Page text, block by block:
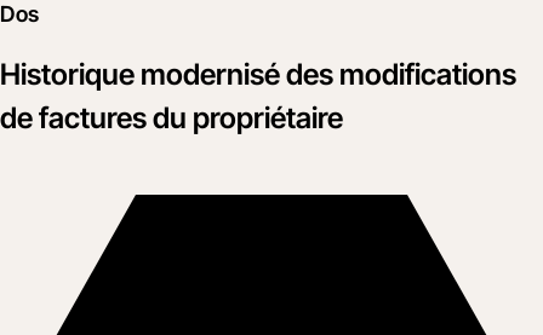
Dos
Historique modernisé des modifications
de factures du propriétaire